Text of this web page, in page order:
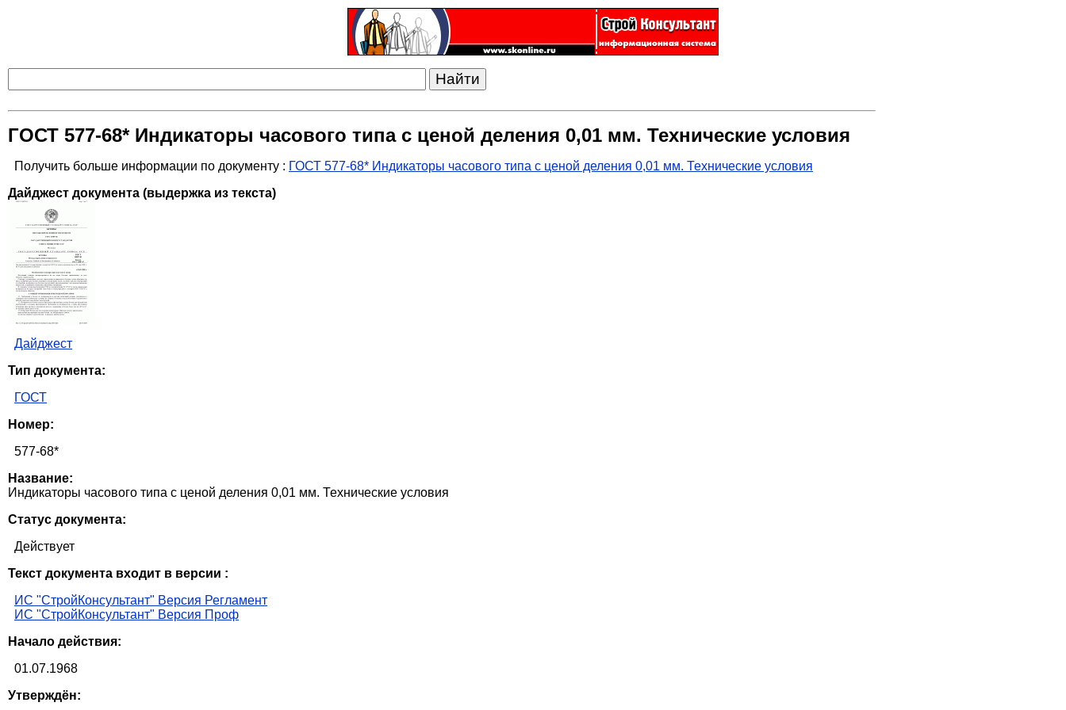
ГОСТ 577-68* Индикаторы часового типа с ценой деления 0,01 мм. Технические условия
Получить больше информации по документу : ГОСТ 577-68* Индикаторы часового типа с ценой деления 0,01 мм. Технические условия
Дайджест документа (выдержка из текста)
Дайджест
Тип документа:
ГОСТ
Номер:
577-68*
Название:
Индикаторы часового типа с ценой деления 0,01 мм. Технические условия
Статус документа:
Действует
Текст документа входит в версии :
ИС "СтройКонсультант" Версия Регламент
ИС "СтройКонсультант" Версия Проф
Начало действия:
01.07.1968
Утверждён: